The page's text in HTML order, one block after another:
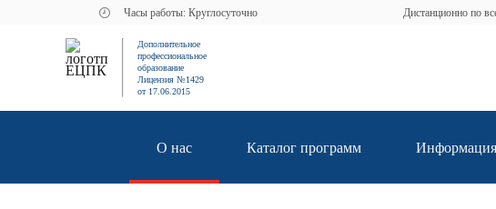
Часы работы: Круглосуточно Дистанционно по
Дополнительное
профессиональное
образование
Лицензия №1429
от 17.06.2015
О нас Каталог программ Информация